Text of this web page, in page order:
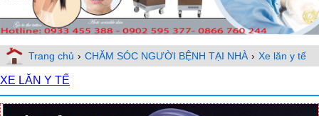
Trang chủ › CHĂM SÓC NGƯỜI BỆNH TẠI NHÀ › Xe lăn y tế
XE LĂN Y TẾ